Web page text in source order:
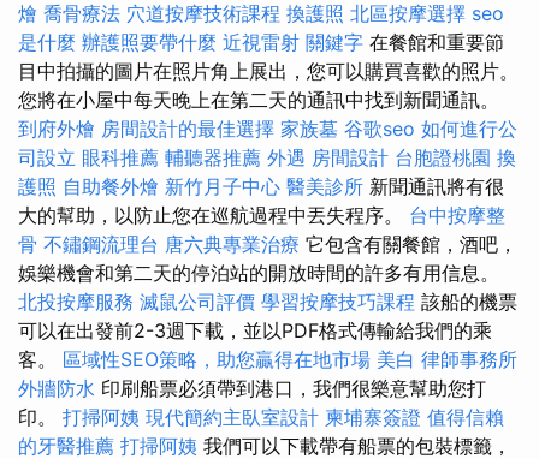
燴 喬骨療法 穴道按摩技術課程 換護照 北區按摩選擇 seo
是什麼 辦護照要帶什麼 近視雷射 關鍵字 在餐館和重要節
目中拍攝的圖片在照片角上展出，您可以購買喜歡的照片。
您將在小屋中每天晚上在第二天的通訊中找到新聞通訊。
到府外燴 房間設計的最佳選擇 家族墓 谷歌seo 如何進行公
司設立 眼科推薦 輔聽器推薦 外遇 房間設計 台胞證桃園 換
護照 自助餐外燴 新竹月子中心 醫美診所 新聞通訊將有很
大的幫助，以防止您在巡航過程中丟失程序。 台中按摩整
骨 不鏽鋼流理台 唐六典專業治療 它包含有關餐館，酒吧，
娛樂機會和第二天的停泊站的開放時間的許多有用信息。
北投按摩服務 滅鼠公司評價 學習按摩技巧課程 該船的機票
可以在出發前2-3週下載，並以PDF格式傳輸給我們的乘
客。 區域性SEO策略，助您贏得在地市場 美白 律師事務所
外牆防水 印刷船票必須帶到港口，我們很樂意幫助您打
印。 打掃阿姨 現代簡約主臥室設計 柬埔寨簽證 值得信賴
的牙醫推薦 打掃阿姨 我們可以下載帶有船票的包裝標籤，